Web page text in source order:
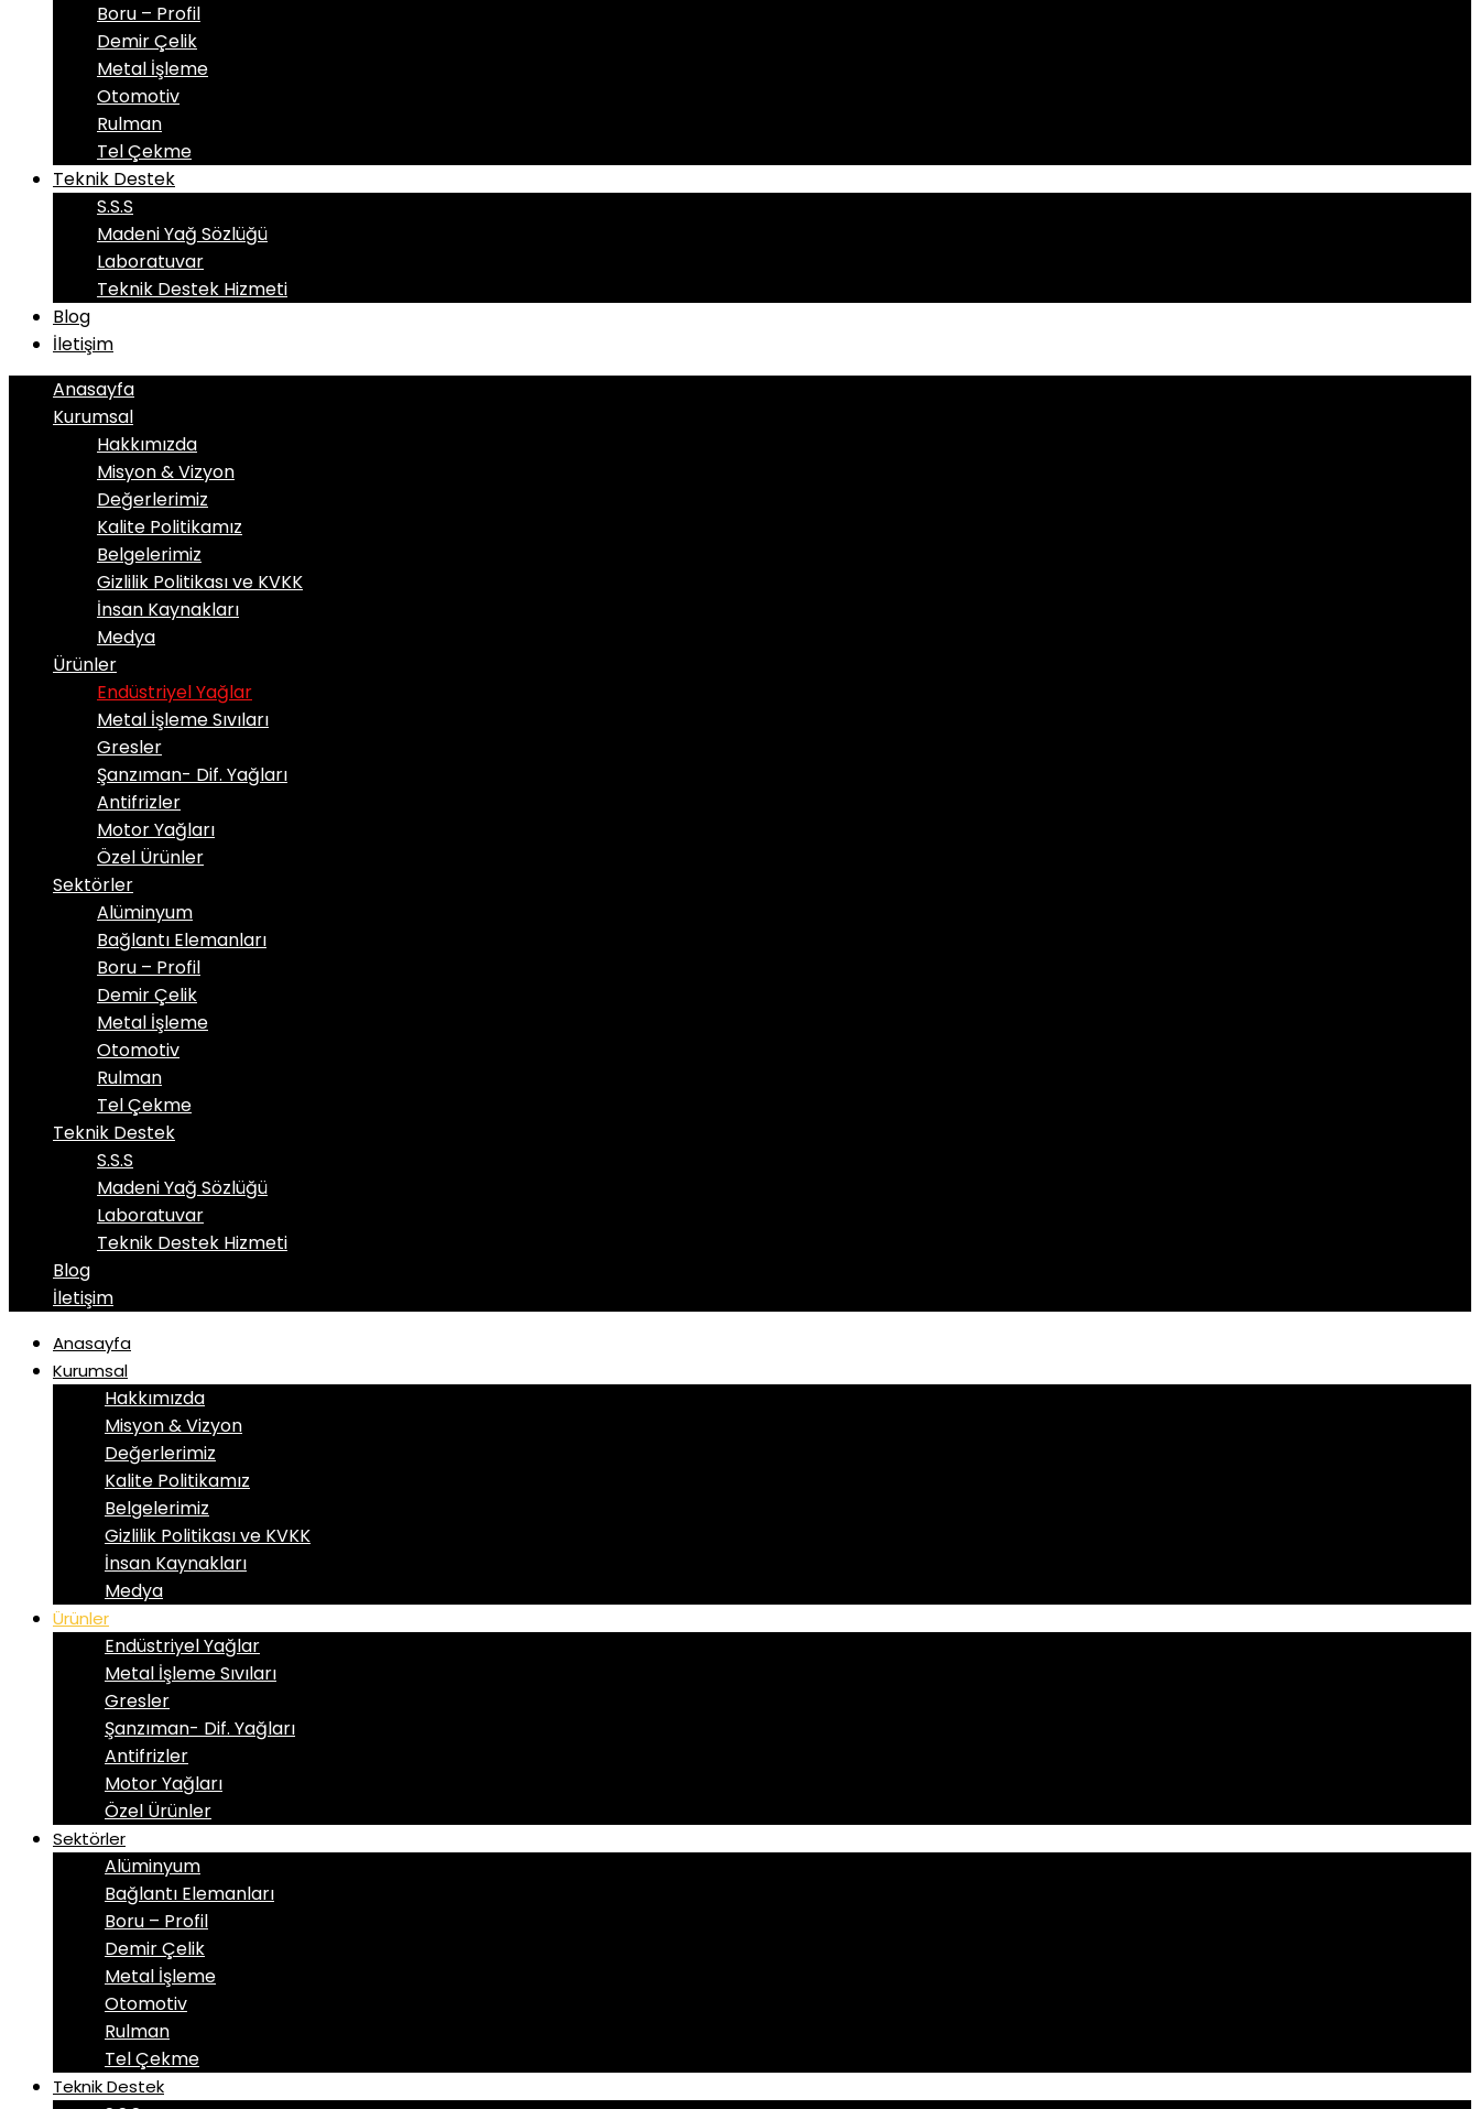
Boru – Profil
Demir Çelik
Metal İşleme
Otomotiv
Rulman
Tel Çekme
Teknik Destek
S.S.S
Madeni Yağ Sözlüğü
Laboratuvar
Teknik Destek Hizmeti
Blog
İletişim
Anasayfa
Kurumsal
Hakkımızda
Misyon & Vizyon
Değerlerimiz
Kalite Politikamız
Belgelerimiz
Gizlilik Politikası ve KVKK
İnsan Kaynakları
Medya
Ürünler
Endüstriyel Yağlar
Metal İşleme Sıvıları
Gresler
Şanzıman- Dif. Yağları
Antifrizler
Motor Yağları
Özel Ürünler
Sektörler
Alüminyum
Bağlantı Elemanları
Boru – Profil
Demir Çelik
Metal İşleme
Otomotiv
Rulman
Tel Çekme
Teknik Destek
S.S.S
Madeni Yağ Sözlüğü
Laboratuvar
Teknik Destek Hizmeti
Blog
İletişim
Anasayfa
Kurumsal
Hakkımızda
Misyon & Vizyon
Değerlerimiz
Kalite Politikamız
Belgelerimiz
Gizlilik Politikası ve KVKK
İnsan Kaynakları
Medya
Ürünler
Endüstriyel Yağlar
Metal İşleme Sıvıları
Gresler
Şanzıman- Dif. Yağları
Antifrizler
Motor Yağları
Özel Ürünler
Sektörler
Alüminyum
Bağlantı Elemanları
Boru – Profil
Demir Çelik
Metal İşleme
Otomotiv
Rulman
Tel Çekme
Teknik Destek